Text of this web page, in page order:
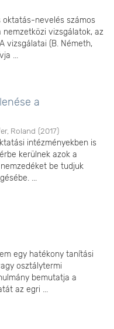
oktatás-nevelés számos
vizsgálatok, az
vizsgálatai (B. Németh,
...
a
Roland (2017)
intézményekben is
kerülnek azok a
be tudjuk
...
egy hatékony tanítási
osztálytermi
bemutatja a
az egri ...